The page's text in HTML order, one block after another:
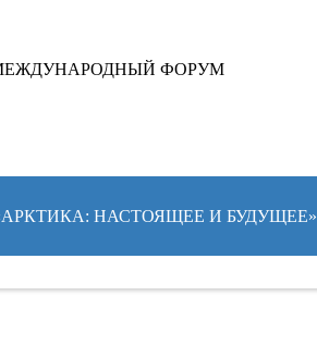
ФОРУМ
НАСТОЯЩЕЕ И БУДУЩЕЕ»